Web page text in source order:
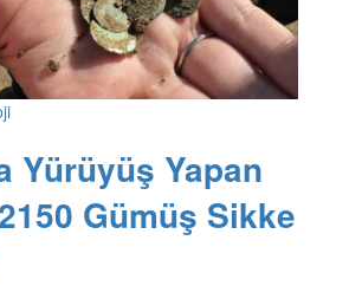
Yürüyüş Yapan
Gümüş Sikke